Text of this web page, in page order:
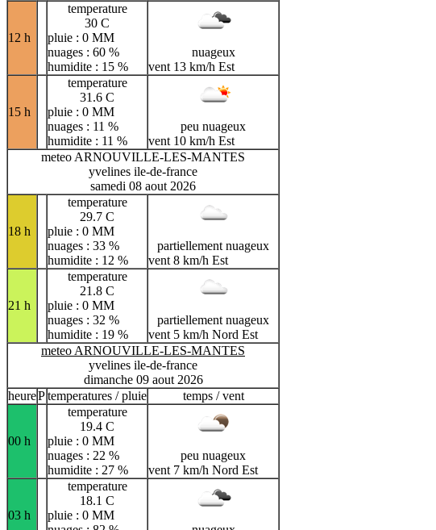
12 h
temperature
30 C
pluie : 0 MM
nuages : 60 %
humidite : 15 %
nuageux
vent 13 km/h Est
15 h
temperature
31.6 C
pluie : 0 MM
nuages : 11 %
humidite : 11 %
peu nuageux
vent 10 km/h Est
meteo ARNOUVILLE-LES-MANTES
yvelines ile-de-france
samedi 08 aout 2026
18 h
temperature
29.7 C
pluie : 0 MM
nuages : 33 %
humidite : 12 %
partiellement nuageux
vent 8 km/h Est
21 h
temperature
21.8 C
pluie : 0 MM
nuages : 32 %
humidite : 19 %
partiellement nuageux
vent 5 km/h Nord Est
meteo ARNOUVILLE-LES-MANTES
yvelines ile-de-france
dimanche 09 aout 2026
heurePtemperatures / pluie temps / vent
00 h
temperature
19.4 C
pluie : 0 MM
nuages : 22 %
humidite : 27 %
peu nuageux
vent 7 km/h Nord Est
03 h
temperature
18.1 C
pluie : 0 MM